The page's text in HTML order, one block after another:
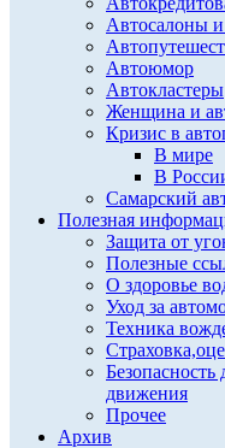
Автосалоны
Автоюмор
Автокластеры
Женщина и
Кризис в
В мире
В
Самарский
Полезная
Защита от
Полезные
О здоровье
Уход за
Техника
движения
Прочее
Архив